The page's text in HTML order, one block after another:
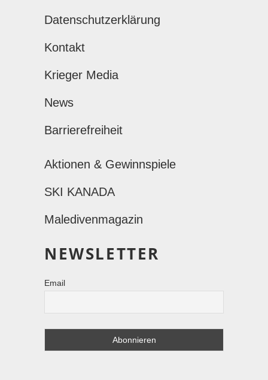
Datenschutzerklärung
Kontakt
Krieger Media
News
Barrierefreiheit
Aktionen & Gewinnspiele
SKI KANADA
Maledivenmagazin
NEWSLETTER
Email